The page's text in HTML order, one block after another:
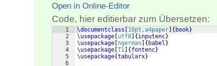
Open in Online-Editor
Code, hier editierbar zum Übersetzen:
1
2
3
4
5
6
\documentclass 10pt,a4paper { book}
\usepackage utf8 { inputenc}
\usepackage ngerman { babel }
\usepackage T1 { fontenc}
\usepackage{tabularx}